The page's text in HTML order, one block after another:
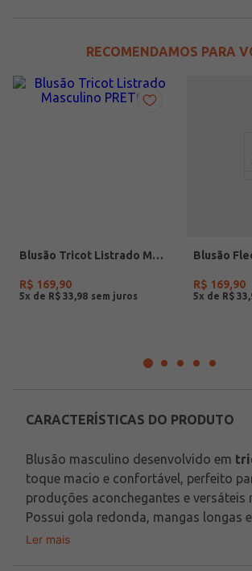
RECOMENDAMOS PARA
Blusão Tricot Listrado Masculino PRETO
R$ 169,90
5x de R$ 33 98
R$ 169,90
5x de R$ 33
CARACTERÍSTICAS DO PRODUTO
Blusão masculino desenvolvido em
toque macio e confortável, perfeito
produções aconchegantes e versáteis
Possui gola redonda, mangas longas e
acabamentos em pontos canelados
Ler mais